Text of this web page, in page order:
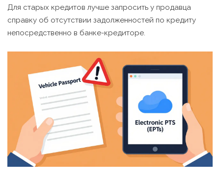
Для старых кредитов лучше запросить у продавца
справку об отсутствии задолженностей по кредиту
непосредственно в банке-кредиторе.